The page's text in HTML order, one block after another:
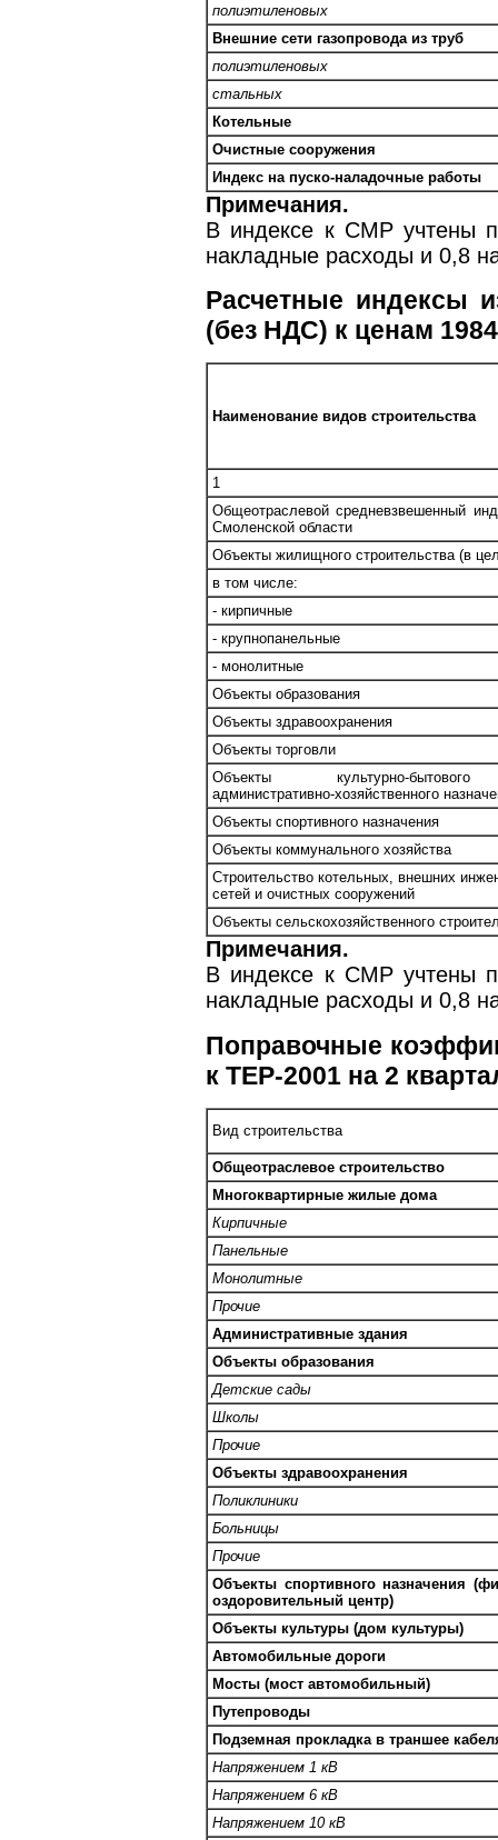
полиэтиленовых
Внешние сети газопровода из труб
полиэтиленовых
стальных
Котельные
Очистные сооружения
Индекс на пуско-наладочные работы
Примечания.
В индексе к СМР учтены
накладные расходы и 0,8
Расчетные индексы
(без НДС) к ценам
Наименование видов строительства
1
Общеотраслевой средневзвешенный
Смоленской области
Объекты жилищного строительства (в
в том числе:
- кирпичные
- крупнопанельные
- монолитные
Объекты образования
Объекты здравоохранения
Объекты торговли
Объекты культурно-
административно-хозяйственного
Объекты спортивного назначения
Объекты коммунального хозяйства
Строительство котельных, внешних
сетей и очистных сооружений
Объекты сельскохозяйственного
Примечания.
В индексе к СМР учтены
накладные расходы и 0,8
Поправочные
к ТЕР-2001 на 2
Вид строительства
Общеотраслевое строительство
Многоквартирные жилые дома
Кирпичные
Панельные
Монолитные
Прочие
Административные здания
Объекты образования
Детские сады
Школы
Прочие
Объекты здравоохранения
Поликлиники
Больницы
Прочие
Объекты спортивного назначения
оздоровительный центр)
Объекты культуры (дом культуры)
Автомобильные дороги
Мосты (мост автомобильный)
Путепроводы
Подземная прокладка в траншее
Напряжением 1 кВ
Напряжением 6 кВ
Напряжением 10 кВ